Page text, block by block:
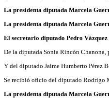
La presidenta diputada Marcela
La presidenta diputada Marcela
El secretario diputado Pedro Vázquez
De la diputada Sonia Rincón Chanona,
Y del diputado Jaime Humberto Pérez
Se recibió oficio del diputado Rodrigo
La presidenta diputada Marcela